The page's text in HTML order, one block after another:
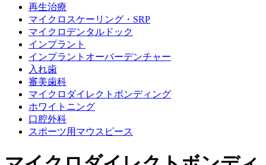
再生治療
マイクロスケーリング・SRP
マイクロデンタルドック
インプラント
インプラントオーバーデンチャー
入れ歯
審美歯科
マイクロダイレクトボンディング
ホワイトニング
口腔外科
スポーツ用マウスピース